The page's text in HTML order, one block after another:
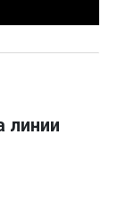
линии